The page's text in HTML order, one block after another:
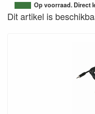
Op voorraad. Direct
Dit artikel is